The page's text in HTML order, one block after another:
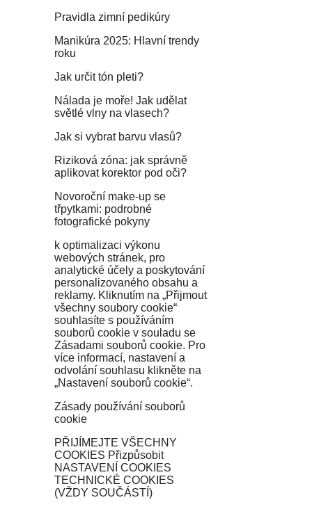
Pravidla zimní pedikúry
Manikúra 2025: Hlavní trendy
roku
Jak určit tón pleti?
Nálada je moře! Jak udělat
světlé vlny na vlasech?
Jak si vybrat barvu vlasů?
Riziková zóna: jak správně
aplikovat korektor pod oči?
Novoroční make-up se
třpytkami: podrobné
fotografické pokyny
k optimalizaci výkonu
webových stránek, pro
analytické účely a poskytování
personalizovaného obsahu a
reklamy. Kliknutím na „Přijmout
všechny soubory cookie“
souhlasíte s používáním
souborů cookie v souladu se
Zásadami souborů cookie. Pro
více informací, nastavení a
odvolání souhlasu klikněte na
„Nastavení souborů cookie“.
Zásady používání souborů
cookie
PŘIJÍMEJTE VŠECHNY
COOKIES Přizpůsobit
NASTAVENÍ COOKIES
TECHNICKÉ COOKIES
(VŽDY SOUČÁSTÍ)